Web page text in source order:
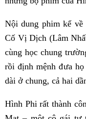
Nội dung phim kể về
Cố Vị Dịch (Lâm
cùng học chung
rồi định mệnh đưa
dài ở chung, cả hai
Hình Phi rất thành